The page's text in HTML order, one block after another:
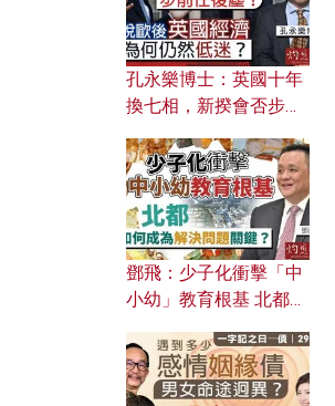
孔永樂博士：英國十年
換七相，新揆會否步前
濟為何仍然低迷？
鄧飛：少子化衝擊「中
小幼」教育根基 北都如